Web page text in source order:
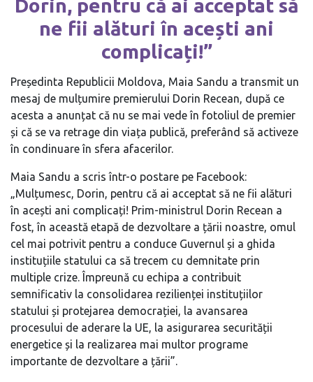
Dorin, pentru că ai acceptat să
ne fii alături în acești ani
complicați!”
Președinta Republicii Moldova, Maia Sandu a transmit un
mesaj de mulțumire premierului Dorin Recean, după ce
acesta a anunțat că nu se mai vede în fotoliul de premier
și că se va retrage din viața publică, preferând să activeze
în condinuare în sfera afacerilor.
Maia Sandu a scris într-o postare pe Facebook:
„Mulțumesc, Dorin, pentru că ai acceptat să ne fii alături
în acești ani complicați! Prim-ministrul Dorin Recean a
fost, în această etapă de dezvoltare a țării noastre, omul
cel mai potrivit pentru a conduce Guvernul și a ghida
instituțiile statului ca să trecem cu demnitate prin
multiple crize. Împreună cu echipa a contribuit
semnificativ la consolidarea rezilienței instituțiilor
statului și protejarea democrației, la avansarea
procesului de aderare la UE, la asigurarea securității
energetice și la realizarea mai multor programe
importante de dezvoltare a țării”.